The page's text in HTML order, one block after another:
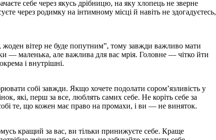
себе через якусь дрібницю, на яку хлопець не зверне
через родимку на інтимному місці й навіть не здогадуєтесь,
вітер не буде попутним”, тому завжди важливо мати
— маленька, але важлива для вас мрія. Головне — чітко йти
і внутрішні.
собі завжди. Якщо хочете подолати сором’язливість у
які, перш за все, люблять самих себе. Не коріть себе за
те, що кожен має право на промахи, і ви — не виняток.
кращий за вас, ви тільки принижуєте себе. Краще